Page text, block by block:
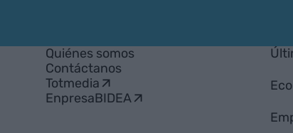
Quiénes somos
Contáctanos
Totmedia
EnpresaBIDEA